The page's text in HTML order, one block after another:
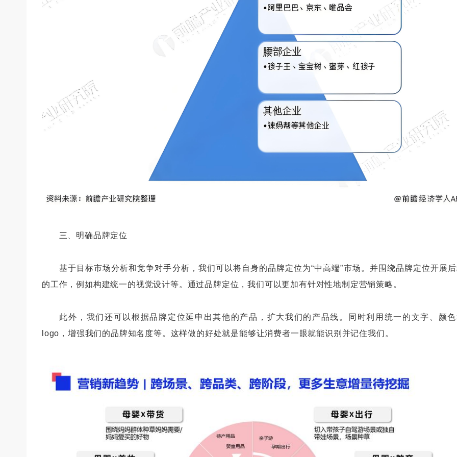
三、明确品牌定位
基于目标市场分析和竞争对手分析，我们可以将自身的品牌定位为“中高端”市场。并围绕品牌定位开展
的工作，例如构建统一的视觉设计等。通过品牌定位，我们可以更加有针对性地制定营销策略。
此外，我们还可以根据品牌定位延申出其他的产品，扩大我们的产品线。同时利用统一的文字、颜
logo，增强我们的品牌知名度等。这样做的好处就是能够让消费者一眼就能识别并记住我们。